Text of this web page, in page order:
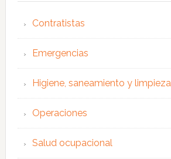
Contratistas
Emergencias
Higiene, saneamiento y limpieza
Operaciones
Salud ocupacional